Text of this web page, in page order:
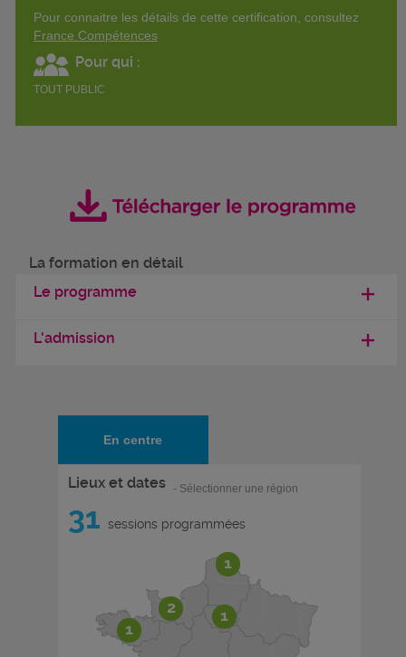
Pour connaitre les détails de cette certification, consultez
France Compétences
Pour qui :
TOUT PUBLIC
La formation en détail
Le programme
L'admission
En centre
Lieux et dates - Sélectionner une région
31 sessions programmées
2
1
1
1